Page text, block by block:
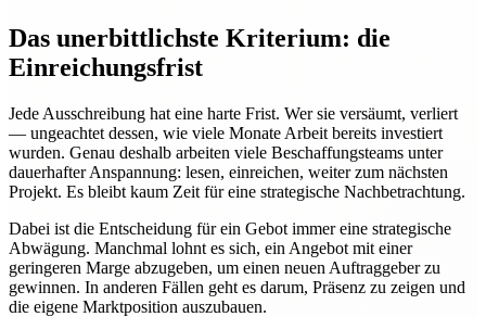
Das unerbittlichste Kriterium: die
Einreichungsfrist
Jede Ausschreibung hat eine harte Frist. Wer sie versäumt, verliert
— ungeachtet dessen, wie viele Monate Arbeit bereits investiert
wurden. Genau deshalb arbeiten viele Beschaffungsteams unter
dauerhafter Anspannung: lesen, einreichen, weiter zum nächsten
Projekt. Es bleibt kaum Zeit für eine strategische Nachbetrachtung.
Dabei ist die Entscheidung für ein Gebot immer eine strategische
Abwägung. Manchmal lohnt es sich, ein Angebot mit einer
geringeren Marge abzugeben, um einen neuen Auftraggeber zu
gewinnen. In anderen Fällen geht es darum, Präsenz zu zeigen und
die eigene Marktposition auszubauen.